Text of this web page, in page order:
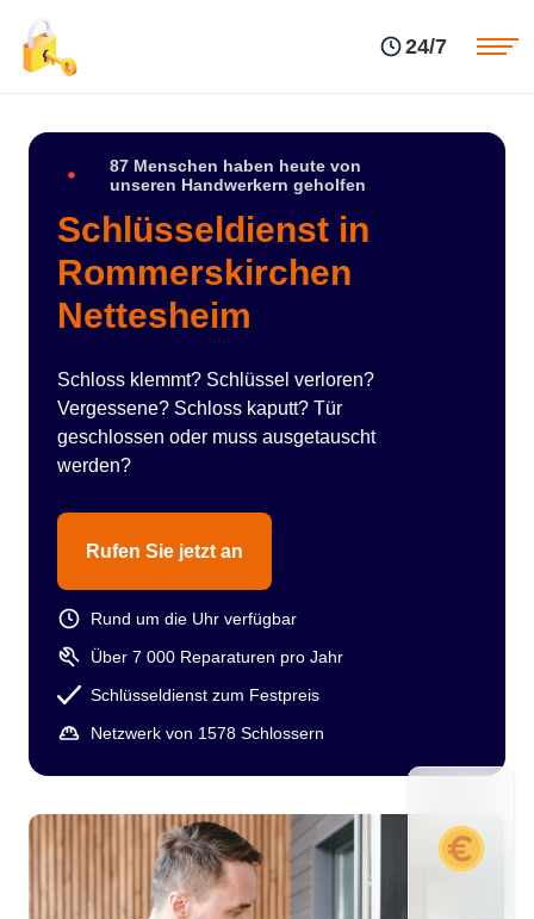
24/7
87 Menschen haben heute von
unseren Handwerkern geholfen
Schlüsseldienst in
Rommerskirchen
Nettesheim
Schloss klemmt? Schlüssel verloren?
Vergessene? Schloss kaputt? Tür
geschlossen oder muss ausgetauscht
werden?
Rufen Sie jetzt an
Rund um die Uhr verfügbar
Über 7 000 Reparaturen pro Jahr
Schlüsseldienst zum Festpreis
Netzwerk von 1578 Schlossern